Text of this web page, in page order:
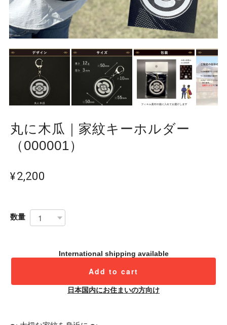
丸に木瓜｜家紋キーホルダー
（000001）
¥2,200
数量
International shipping available
Add to cart
日本国内にお住まいの方向け